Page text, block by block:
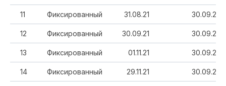
11 Фиксированный 31.08.21 30.09.20
12 Фиксированный 30.09.21 30.09.20
13 Фиксированный 01.11.21 30.09.20
14 Фиксированный 29.11.21 30.09.20